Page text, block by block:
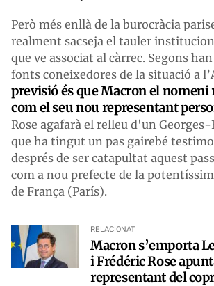
Però més enllà de la burocràcia
realment sacseja el tauler
que ve associat al càrrec. Segons
fonts coneixedores de la situació a l’
previsió és que Macron el
com el seu nou representant
Rose agafarà el relleu d'un
que ha tingut un pas gairebé
després de ser catapultat aquest
com a nou prefecte de la
de França (París).
RELACIONAT
Macron s’emporta
i Frédéric Rose
representant del